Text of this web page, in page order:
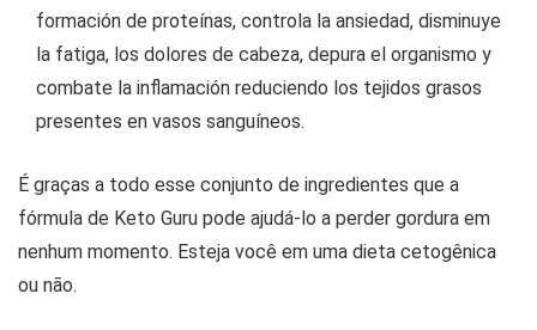
formación de proteínas, controla la ansiedad, disminuye
la fatiga, los dolores de cabeza, depura el organismo y
combate la inflamación reduciendo los tejidos grasos
presentes en vasos sanguíneos.
É graças a todo esse conjunto de ingredientes que a
fórmula de Keto Guru pode ajudá-lo a perder gordura em
nenhum momento. Esteja você em uma dieta cetogênica
ou não.